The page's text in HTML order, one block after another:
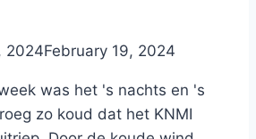
2024February 19, 2024
was het 's nachts en 's
zo koud dat het KNMI